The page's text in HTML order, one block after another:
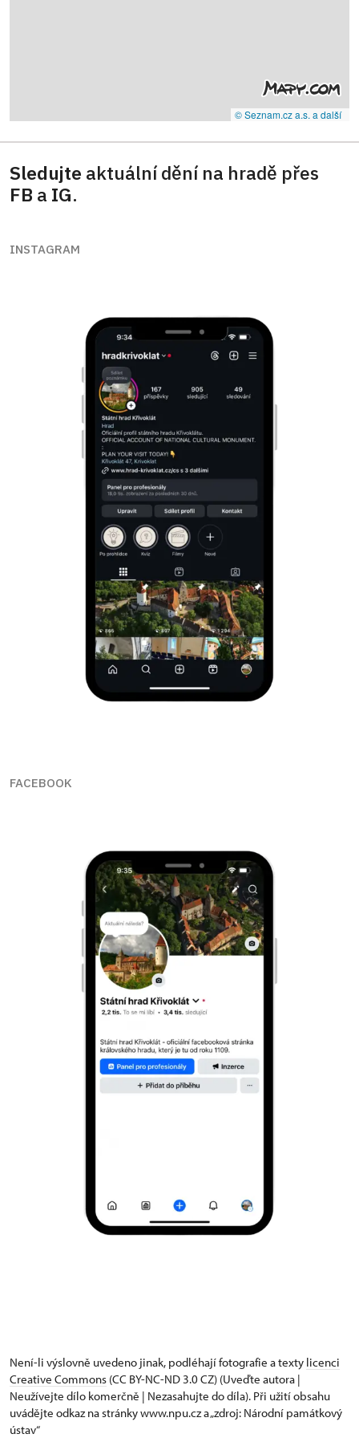
© Seznam.cz a.s. a další
Sledujte aktuální dění na hradě přes
FB a IG.
INSTAGRAM
FACEBOOK
Není-li výslovně uvedeno jinak, podléhají fotografie a texty licenci
Creative Commons (CC BY-NC-ND 3.0 CZ) (Uveďte autora |
Neužívejte dílo komerčně | Nezasahujte do díla). Při užití obsahu
uvádějte odkaz na stránky www.npu.cz a „zdroj: Národní památkový
ústav“